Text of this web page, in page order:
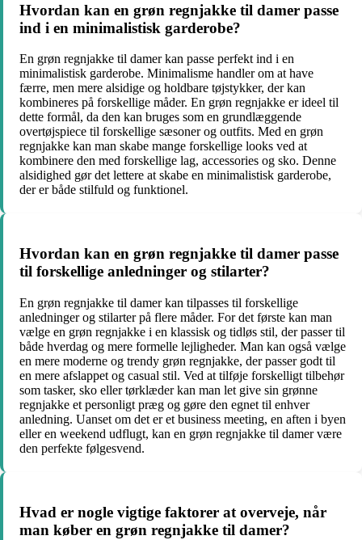
Hvordan kan en grøn regnjakke til damer passe
ind i en minimalistisk garderobe?
En grøn regnjakke til damer kan passe perfekt ind i en
minimalistisk garderobe. Minimalisme handler om at have
færre, men mere alsidige og holdbare tøjstykker, der kan
kombineres på forskellige måder. En grøn regnjakke er ideel til
dette formål, da den kan bruges som en grundlæggende
overtøjspiece til forskellige sæsoner og outfits. Med en grøn
regnjakke kan man skabe mange forskellige looks ved at
kombinere den med forskellige lag, accessories og sko. Denne
alsidighed gør det lettere at skabe en minimalistisk garderobe,
der er både stilfuld og funktionel.
Hvordan kan en grøn regnjakke til damer passe
til forskellige anledninger og stilarter?
En grøn regnjakke til damer kan tilpasses til forskellige
anledninger og stilarter på flere måder. For det første kan man
vælge en grøn regnjakke i en klassisk og tidløs stil, der passer til
både hverdag og mere formelle lejligheder. Man kan også vælge
en mere moderne og trendy grøn regnjakke, der passer godt til
en mere afslappet og casual stil. Ved at tilføje forskelligt tilbehør
som tasker, sko eller tørklæder kan man let give sin grønne
regnjakke et personligt præg og gøre den egnet til enhver
anledning. Uanset om det er et business meeting, en aften i byen
eller en weekend udflugt, kan en grøn regnjakke til damer være
den perfekte følgesvend.
Hvad er nogle vigtige faktorer at overveje, når
man køber en grøn regnjakke til damer?